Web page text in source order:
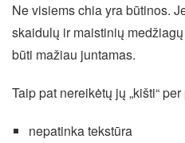
Ne visiems chia yra būtinos.
skaidulų ir maistinių
būti mažiau juntamas.
Taip pat nereikėtų jų „kišti“
nepatinka tekstūra